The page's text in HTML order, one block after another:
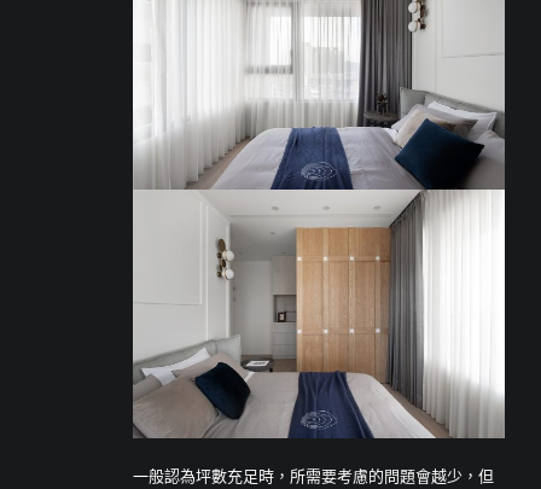
一般認為坪數充足時，所需要考慮的問題會越少，但